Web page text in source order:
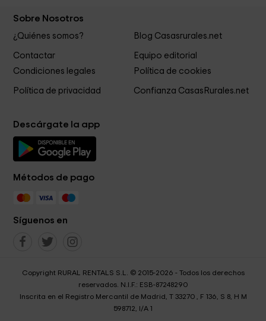
Sobre Nosotros
¿Quiénes somos? Blog Casasrurales.net
Contactar
Equipo editorial
Condiciones legales
Política de cookies
Política de privacidad Confianza CasasRurales.net
Descárgate la app
Métodos de pago
Síguenos en
Copyright RURAL RENTALS S.L. © 2015-2026 - Todos los derechos
reservados. N.I.F.: ESB-87248290
Inscrita en el Registro Mercantil de Madrid, T 33270 , F 136, S 8, H M
598712, I/A 1